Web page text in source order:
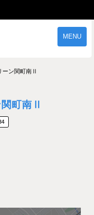
MENU
ご契約の流れ
ーン関町南Ⅱ
関町南Ⅱ